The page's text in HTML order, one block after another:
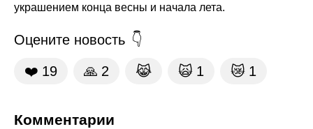
украшением конца весны и начала лета.
Оцените новость
❤️ 19 🙏 2 😹 🙀 1 😿 1
Комментарии